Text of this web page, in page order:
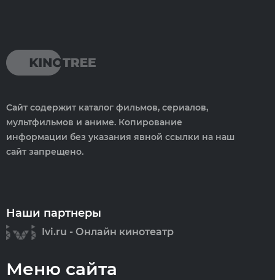
Сайт содержит каталог фильмов, сериалов,
мультфильмов и аниме. Копирование
информации без указания явной ссылки на наш
сайт запрещено.
Наши партнеры
Ivi.ru - Онлайн кинотеатр
Меню сайта